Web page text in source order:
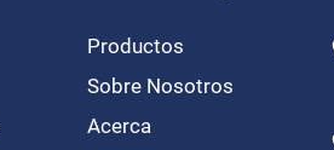
Productos
Sobre Nosotros
Acerca